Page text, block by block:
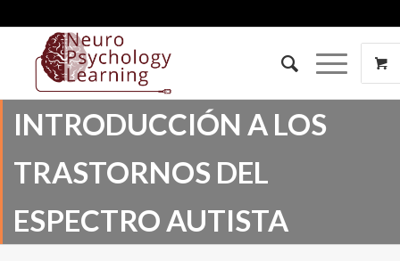
INTRODUCCIÓN A LOS
TRASTORNOS DEL
ESPECTRO AUTISTA